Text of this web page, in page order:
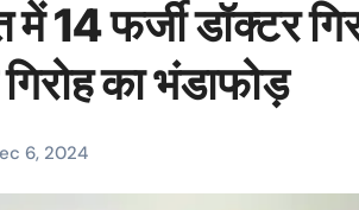
14 फर्जी डॉक्टर
का भंडाफोड़
6, 2024